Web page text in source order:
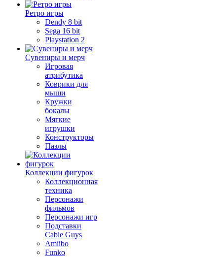
Ретро игры
Dendy 8 bit
Sega 16 bit
Playstation 2
Сувениры и мерч
Игровая
атрибутика
Коврики для
мыши
Кружки
бокалы
Мягкие
игрушки
Конструкторы
Пазлы
Коллекции фигурок
Коллекционная
техника
Персонажи
фильмов
Персонажи игр
Подставки
Cable Guys
Amiibo
Funko